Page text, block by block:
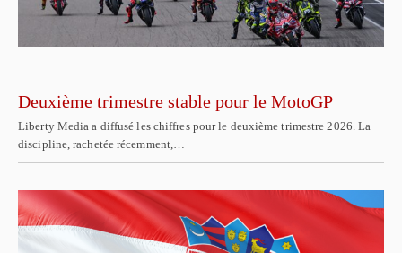
Deuxième trimestre stable pour le MotoGP
Liberty Media a diffusé les chiffres pour le deuxième trimestre 2026. La
discipline, rachetée récemment,…